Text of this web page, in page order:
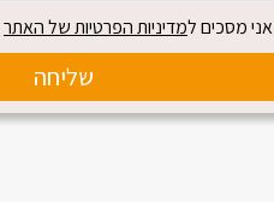
אני מסכים למדיניות הפרטיות של האתר
שליחה